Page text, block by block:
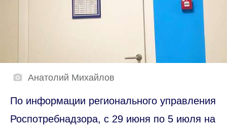
Анатолий Михайлов
По информации регионального управления
Роспотребнадзора, с 29 июня по 5 июля на